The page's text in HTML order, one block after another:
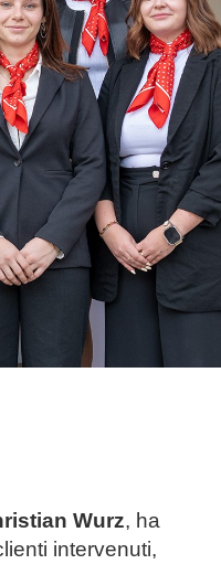
Un mondo
da decisioni
Wurz, ha
intervenuti,